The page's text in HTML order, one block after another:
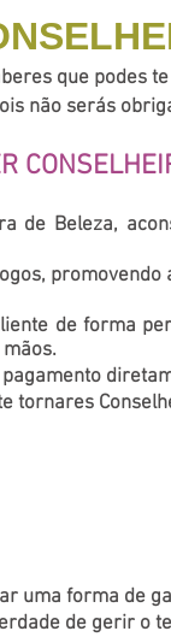
que podes
não serás
de Beleza,
de forma
tornares
uma forma de
de gerir o